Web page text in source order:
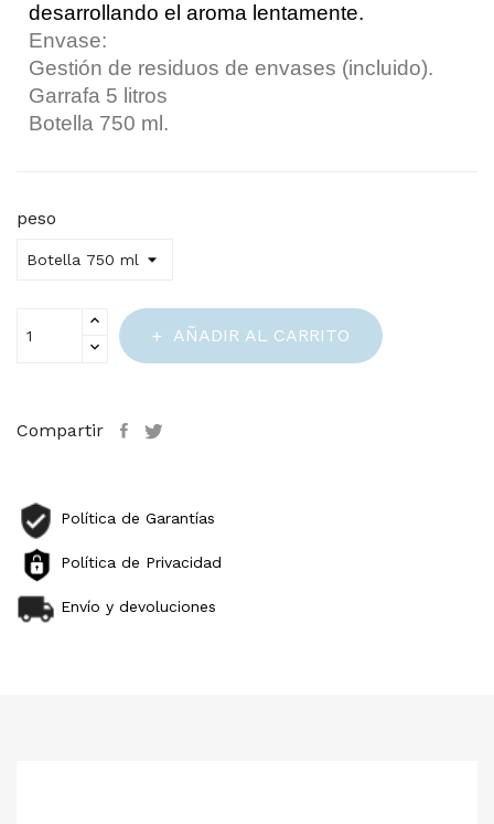
desarrollando el aroma lentamente.
Envase:
Gestión de residuos de envases (incluido).
Garrafa 5 litros
Botella 750 ml.
peso
AÑADIR AL CARRITO
Compartir
Política de Garantías
Política de Privacidad
Envío y devoluciones